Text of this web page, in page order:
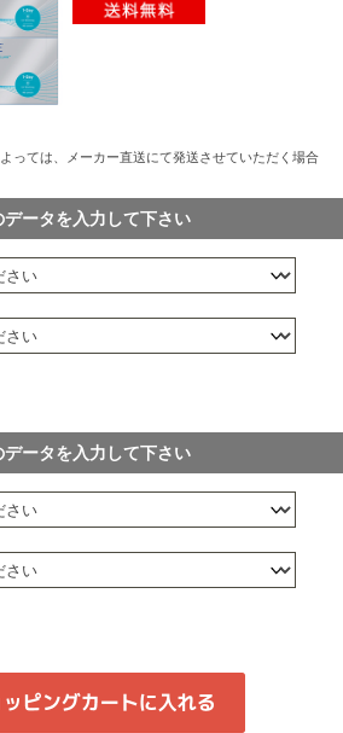
っては、メーカー直送にて発送させていただく場合
データを入力して下さい
データを入力して下さい